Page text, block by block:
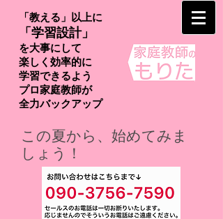
「教える」以上に
「学習設計」
を大事にして
楽しく効率的に
学習できるよう
プロ家庭教師が
​全力バックアップ
この夏から、始めてみま
しょう！